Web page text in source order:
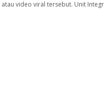
atau video viral tersebut. Unit